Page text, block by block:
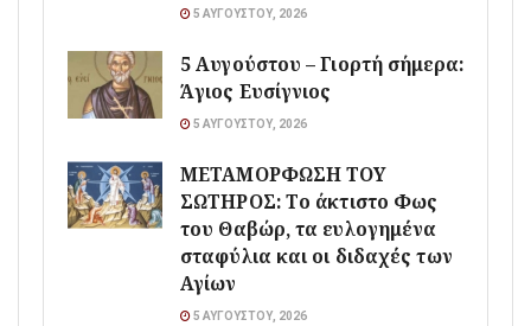
5 ΑΥΓΟΎΣΤΟΥ, 2026
5 Αυγούστου – Γιορτή σήμερα:
Άγιος Ευσίγνιος
5 ΑΥΓΟΎΣΤΟΥ, 2026
ΜΕΤΑΜΟΡΦΩΣΗ ΤΟΥ
ΣΩΤΗΡΟΣ: Το άκτιστο Φως
του Θαβώρ, τα ευλογημένα
σταφύλια και οι διδαχές των
Αγίων
5 ΑΥΓΟΎΣΤΟΥ, 2026